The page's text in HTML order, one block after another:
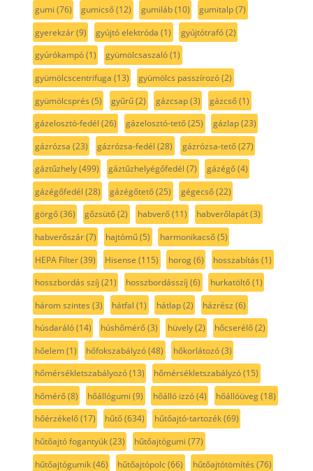
gumi (76) gumicső(12) gumiláb(10) gumitalp(7)
gyerekzár(9) gyújtó elektróda (1) gyújtótrafó(2)
gyúrókampó(1) gyümölcsaszaló(1)
gyümölcscentrifuga (13) gyümölcs passzírozó(2)
gyümölcsprés (5) gyűrű(2) gázcsap(3) gázcső(1)
gázelosztó-fedél (26) gázelosztó-tető(25) gázlap(23)
gázrózsa (23) gázrózsa-fedél (28) gázrózsa-tető(27)
gáztűzhely(499) gáztűzhelyégőfedél (7) gázégő(4)
gázégőfedél (28) gázégőtető(25) gégecső(22)
görgő(36) gőzsütő(2) habverő(11) habverőlapát(3)
habverőszár(7) hajtómű(5) harmonikacső(5)
HEPA Filter(39) Hisense (115) horog(6) hosszabítás (1)
hosszbordás szíj (21) hosszbordásszíj (6) hurkatöltő(1)
három szintes (3) hátfal (1) hátlap(2) házrész (6)
húsdaráló(14) húshőmérő(3) hüvely(2) hőcserélő(2)
hőelem(1) hőfokszabályzó(48) hőkorlátozó(3)
hőmérsékletszabályozó(13) hőmérsékletszabályzó(15)
hőmérő(8) hőállógumi (9) hőálló izzó(4) hőállóüveg(18)
hőérzékelő(17) hűtő(634) hűtőajtó-tartozék(69)
hűtőajtó fogantyúk(23) hűtőajtógumi (77)
hűtőajtógumik(46) hűtőajtópolc(66) hűtőajtótömítés (76)